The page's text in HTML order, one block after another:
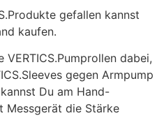
gefallen kannst
kaufen.
dabei,
gegen Armpump
Du am Hand-
Messgerät die Stärke